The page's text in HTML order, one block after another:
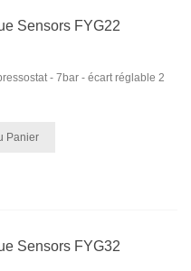
Sensors FYG22
- 7bar - écart réglable 2
Panier
Sensors FYG32